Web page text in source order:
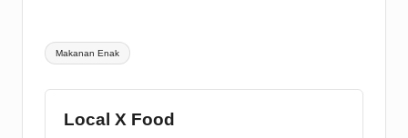
Tags:
Makanan Enak
Local X Food